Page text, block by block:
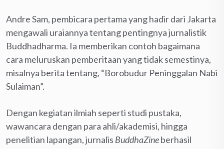
Andre Sam, pembicara pertama yang hadir dari Jakarta
mengawali uraiannya tentang pentingnya jurnalistik
Buddhadharma. Ia memberikan contoh bagaimana
cara meluruskan pemberitaan yang tidak semestinya,
misalnya berita tentang, “Borobudur Peninggalan Nabi
Sulaiman”.
Dengan kegiatan ilmiah seperti studi pustaka,
wawancara dengan para ahli/akademisi, hingga
penelitian lapangan, jurnalis BuddhaZineberhasil